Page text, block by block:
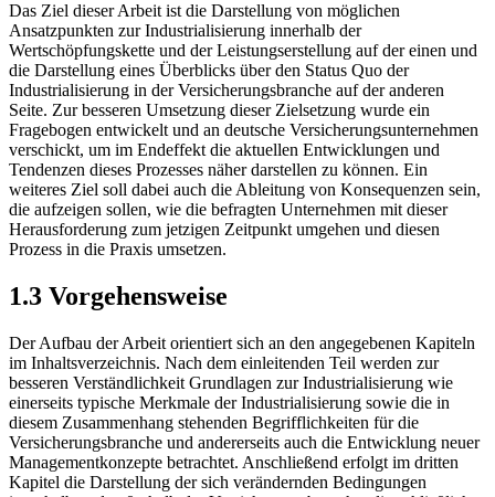
Das Ziel dieser Arbeit ist die Darstellung von möglichen
Ansatzpunkten zur Industrialisierung innerhalb der
Wertschöpfungskette und der Leistungserstellung auf der einen und
die Darstellung eines Überblicks über den Status Quo der
Industrialisierung in der Versicherungsbranche auf der anderen
Seite. Zur besseren Umsetzung dieser Zielsetzung wurde ein
Fragebogen entwickelt und an deutsche Versicherungsunternehmen
verschickt, um im Endeffekt die aktuellen Entwicklungen und
Tendenzen dieses Prozesses näher darstellen zu können. Ein
weiteres Ziel soll dabei auch die Ableitung von Konsequenzen sein,
die aufzeigen sollen, wie die befragten Unternehmen mit dieser
Herausforderung zum jetzigen Zeitpunkt umgehen und diesen
Prozess in die Praxis umsetzen.
1.3 Vorgehensweise
Der Aufbau der Arbeit orientiert sich an den angegebenen Kapiteln
im Inhaltsverzeichnis. Nach dem einleitenden Teil werden zur
besseren Verständlichkeit Grundlagen zur Industrialisierung wie
einerseits typische Merkmale der Industrialisierung sowie die in
diesem Zusammenhang stehenden Begrifflichkeiten für die
Versicherungsbranche und andererseits auch die Entwicklung neuer
Managementkonzepte betrachtet. Anschließend erfolgt im dritten
Kapitel die Darstellung der sich verändernden Bedingungen